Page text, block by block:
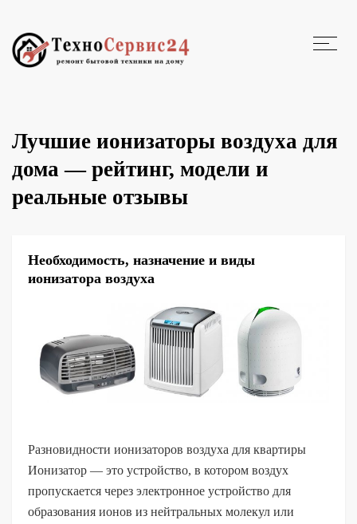
Лучшие ионизаторы воздуха для
дома — рейтинг, модели и
реальные отзывы
Необходимость, назначение и виды
ионизатора воздуха
Разновидности ионизаторов воздуха для квартиры
Ионизатор — это устройство, в котором воздух
пропускается через электронное устройство для
образования ионов из нейтральных молекул или